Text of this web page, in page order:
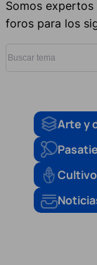
Somos
foros para los
Arte y